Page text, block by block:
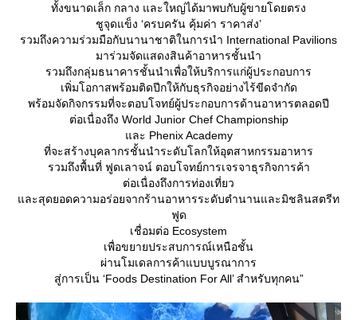
ทั้งขนาดเล็ก กลาง และใหญ่ได้มาพบกับผู้ขายโดยตรง
ชูจุดแข็ง ‘ครบครัน คุ้มค่า ราคาส่ง’
รวมถึงความร่วมมือกับนานาชาติในการนำ International Pavilions
มาร่วมจัดแสดงสินค้าอาหารชั้นนำ
รวมถึงกลุ่มธนาคารชั้นนำเพื่อให้บริการแก่ผู้ประกอบการ
เพิ่มโอกาสพร้อมติดปีกให้กับธุรกิจอย่างไร้ขีดจำกัด
พร้อมจัดกิจกรรมที่จะตอบโจทย์ผู้ประกอบการด้านอาหารตลอดปี
ต่อเนื่องถึง World Junior Chef Championship
ละ Phenix Academy
ที่จะสร้างบุคลากรชั้นนำระดับโลกให้อุตสาหกรรมอาหาร
รวมถึงพื้นที่ ฟูดเลาจน์ ตอบโจทย์การเจรจาธุรกิจการค้า
ต่อเนื่องถึงการท่องเที่ยว
ละสุดยอดความอร่อยจากร้านอาหารระดับตำนานและมิชลินสตรีท
ฟูด
เชื่อมต่อ Ecosystem
เพื่อขยายประสบการณ์เหนือชั้น
ผ่านโมเดลการค้าแบบบูรณาการ
สู่การเป็น ‘Foods Destination For All’ สำหรับทุกคน”